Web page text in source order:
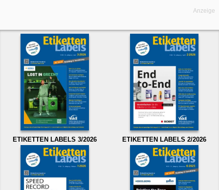
Anzeige
ETIKETTEN LABELS 3/2026 ETIKETTEN LABELS 2/2026